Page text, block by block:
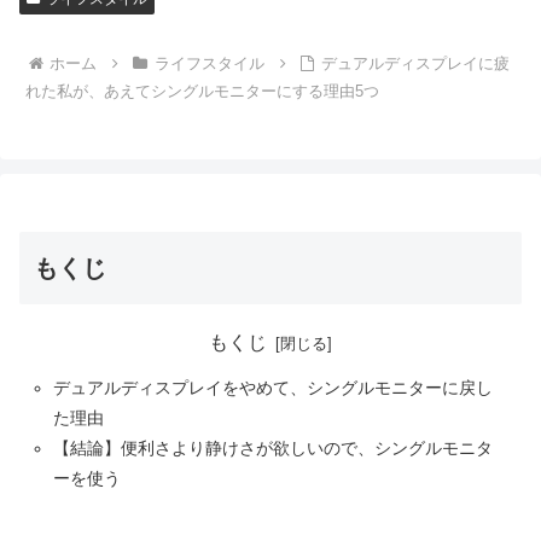
ホーム ライフスタイル
デュアルディスプレイに疲
れた私が、あえてシングルモニターにする理由5つ
もくじ
もくじ
デュアルディスプレイをやめて、シングルモニターに戻し
た理由
【結論】便利さより静けさが欲しいので、シングルモニタ
ーを使う